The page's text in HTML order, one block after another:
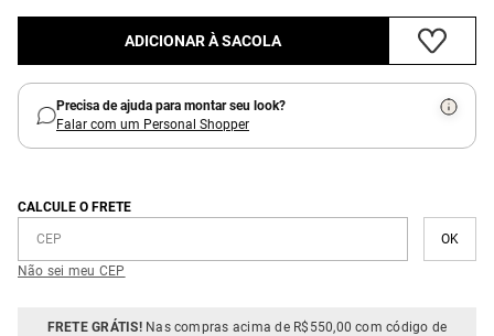
ADICIONAR À SACOLA
Precisa de ajuda para montar seu look?
Falar com um Personal Shopper
CALCULE O FRETE
Não sei meu CEP
FRETE GRÁTIS!Nas compras acima de R$550,00 com código de